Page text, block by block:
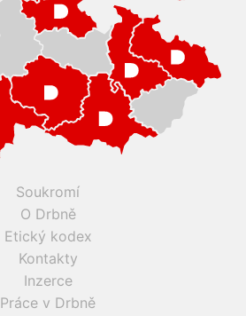
Soukromí
O Drbně
Etický kodex
Kontakty
Inzerce
Práce v Drbně